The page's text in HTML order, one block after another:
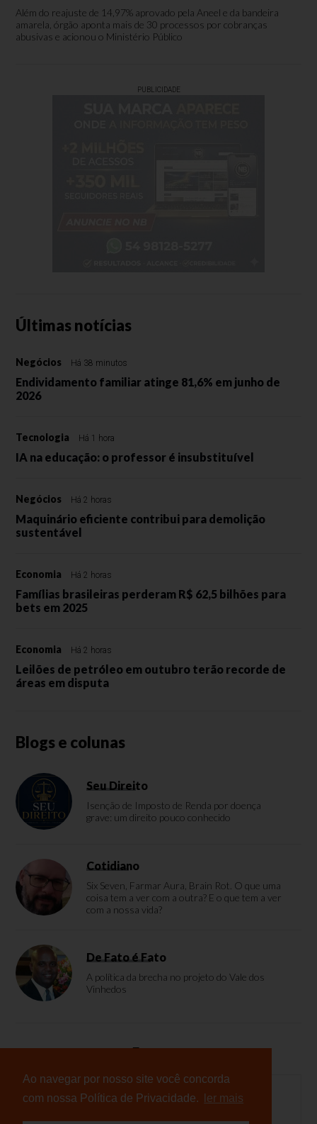
Ao navegar por nosso site você concorda
com nossa Política de Privacidade.
ler mais
Além do reajuste de 14,97% aprovado pela Aneel e da bandeira
amarela, órgão aponta mais de 30 processos por cobranças
abusivas e acionou o Ministério Público
PUBLICIDADE
Últimas notícias
Negócios Há 38 minutos
Endividamento familiar atinge 81,6% em junho de
2026
Tecnologia Há 1 hora
IA na educação: o professor é insubstituível
Negócios Há 2 horas
Maquinário eficiente contribui para demolição
sustentável
Economia Há 2 horas
Famílias brasileiras perderam R$ 62,5 bilhões para
bets em 2025
Economia Há 2 horas
Leilões de petróleo em outubro terão recorde de
áreas em disputa
Blogs e colunas
Seu Direito
Isenção de Imposto de Renda por doença
grave: um direito pouco conhecido
Cotidiano
Six Seven, Farmar Aura, Brain Rot. O que uma
coisa tem a ver com a outra? E o que tem a ver
com a nossa vida?
De Fato é Fato
A política da brecha no projeto do Vale dos
Vinhedos
Enquete